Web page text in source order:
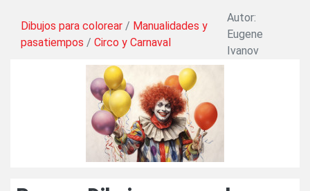
Dibujos para colorear / Manualidades y
pasatiempos / Circo y Carnaval
Autor:
Eugene
Ivanov